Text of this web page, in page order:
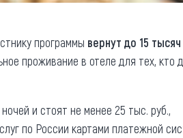
программы вернут до 15
проживание в отеле для тех, кто
и стоят не менее 25 тыс. руб.,
по России картами платежной